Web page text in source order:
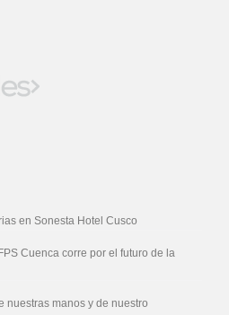
en Sonesta Hotel Cusco
Cuenca corre por el futuro de la
nuestras manos y de nuestro